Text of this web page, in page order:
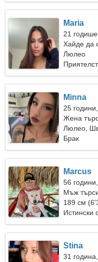
Maria
21
Хайде да
Люлео
Minna
25
Жена
Люлео,
Брак
Marcus
56
Мъж
189 см
Истински
Stina
31